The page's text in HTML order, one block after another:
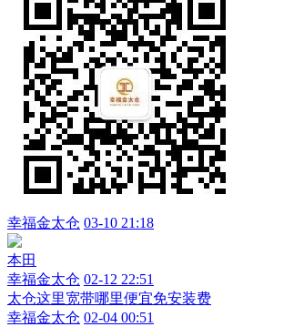
幸福金太仓 03-10 21:18
本田
幸福金太仓 02-12 22:51
太仓这里宽带哪里便宜免安装费
幸福金太仓 02-04 00:51